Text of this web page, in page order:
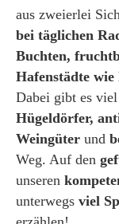
aus zweierlei
bei täglichen
Buchten,
Hafenstädte
Dabei gibt es
Hügeldörfer,
Weingüter und
Weg. Auf den g
unseren
unterwegs viel